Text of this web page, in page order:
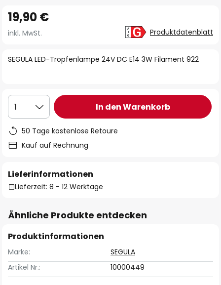
Anfang
der
springen
SEGULA LED-Tropfenlampe 24V DC E14 3W Filament 922
19,90 €
inkl. MwSt. Produktdatenblatt
1 In den Warenkorb
50 Tage kostenlose Retoure
Kauf auf Rechnung
Lieferinformationen
Lieferzeit: 8 - 12 Werktage
Ähnliche Produkte entdecken
Produktinformationen
Marke:
SEGULA
Artikel Nr.:
10000449